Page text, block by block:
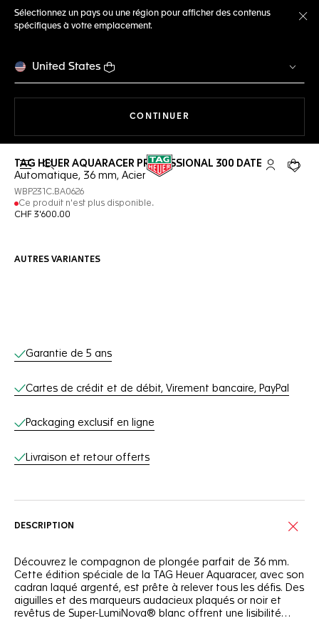
Sélectionnez un pays ou une région pour afficher des contenus
spécifiques à votre emplacement.
United States
CONTINUER
Ouvrir la barre de recherche Compte My
Votre
TAG HEUER AQUARACER PROFESSIONAL 300 DATE
Automatique, 36 mm, Acier
WBP231C.BA0626
Ce produit n'est plus disponible.
CHF 3'600.00
AUTRES VARIANTES
Services en ligne
Garantie de 5 ans
Cartes de crédit et de débit, Virement bancaire, PayPal
Packaging exclusif en ligne
Livraison et retour offerts
DESCRIPTION
Découvrez le compagnon de plongée parfait de 36 mm.
Cette édition spéciale de la TAG Heuer Aquaracer, avec son
cadran laqué argenté, est prête à relever tous les défis. Des
aiguilles et des marqueurs audacieux plaqués or noir et
revêtus de Super-LumiNova® blanc offrent une lisibilité